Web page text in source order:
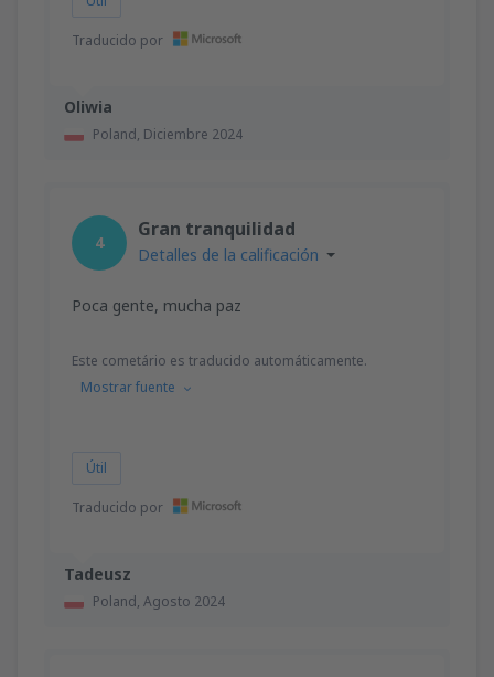
Oliwia
Poland, Diciembre 2024
Traducido por
Tadeusz
Poland, Agosto 2024
4
Gran tranquilidad
Detalles de la calificación
Poca gente, mucha paz
Este cometário es traducido automáticamente.
Mostrar fuente
Útil
Traducido por